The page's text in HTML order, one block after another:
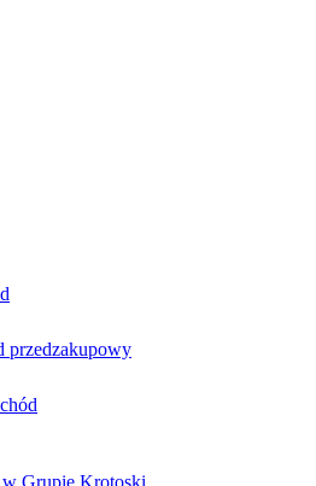
przedzakupowy
Grupie Krotoski